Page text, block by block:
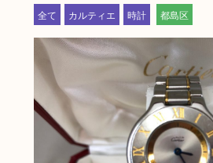
全て
カルティエ 時計 都島区